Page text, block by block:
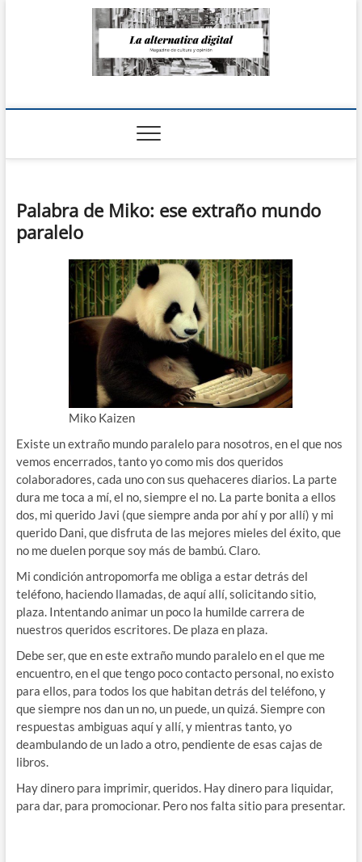
La Alternativa
Palabra de Miko: ese extraño mundo
paralelo
Miko Kaizen
Existe un extraño mundo paralelo para nosotros, en el que nos
vemos encerrados, tanto yo como mis dos queridos
colaboradores, cada uno con sus quehaceres diarios. La parte
dura me toca a mí, el no, siempre el no. La parte bonita a ellos
dos, mi querido Javi (que siempre anda por ahí y por allí) y mi
querido Dani, que disfruta de las mejores mieles del éxito, que
no me duelen porque soy más de bambú. Claro.
Mi condición antropomorfa me obliga a estar detrás del
teléfono, haciendo llamadas, de aquí allí, solicitando sitio,
plaza. Intentando animar un poco la humilde carrera de
nuestros queridos escritores. De plaza en plaza.
Debe ser, que en este extraño mundo paralelo en el que me
encuentro, en el que tengo poco contacto personal, no existo
para ellos, para todos los que habitan detrás del teléfono, y
que siempre nos dan un no, un puede, un quizá. Siempre con
respuestas ambiguas aquí y allí, y mientras tanto, yo
deambulando de un lado a otro, pendiente de esas cajas de
libros.
Hay dinero para imprimir, queridos. Hay dinero para liquidar,
para dar, para promocionar. Pero nos falta sitio para presentar.